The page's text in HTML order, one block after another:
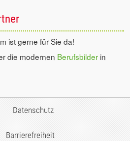
ist gerne für Sie da!
die modernen Berufsbilder in
Datenschutz
Barrierefreiheit